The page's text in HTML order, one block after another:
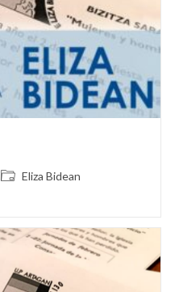
PostEliza Bidean